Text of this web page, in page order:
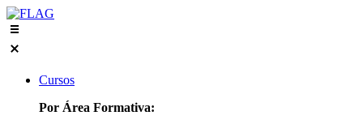
Skip
to
content
Cursos
Por Área Formativa: